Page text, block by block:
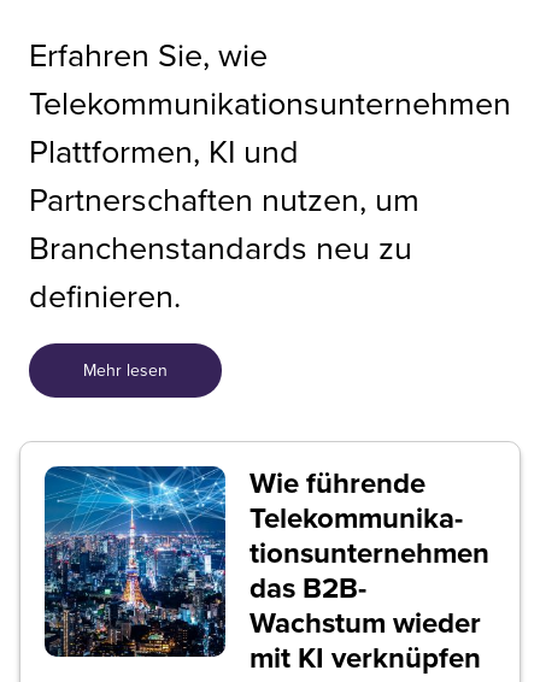
Erfahren Sie, wie
Telekommunikationsunternehmen
Plattformen, KI und
Partnerschaften nutzen, um
Branchenstandards neu zu
definieren.
Mehr lesen
Wie führende
Telekommunika-
tionsunternehmen
das B2B-
Wachstum wieder
mit KI verknüpfen